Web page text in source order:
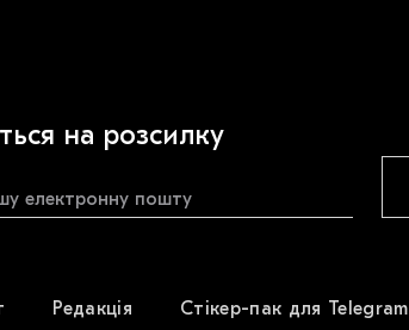
на розсилку
Редакція Стікер-пак для Telegram